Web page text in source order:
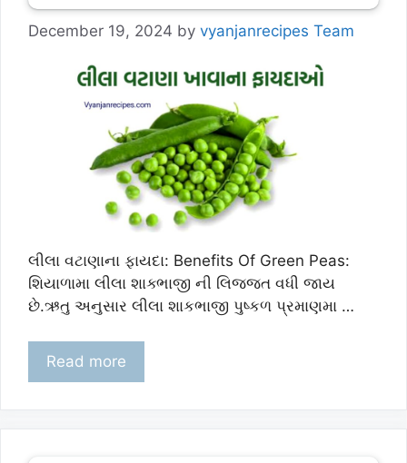
December 19, 2024 by vyanjanrecipes Team
લીલા વટાણાના ફાયદા: Benefits Of Green Peas:
શિયાળામા લીલા શાક્ભાજી ની લિજજત વધી જાય
છે.ઋતુ અનુસાર લીલા શાકભાજી પુષ્કળ પ્રમાણમા …
Read more